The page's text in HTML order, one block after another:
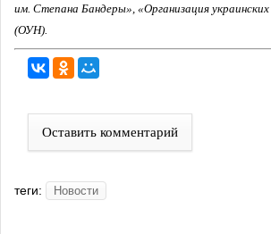
им. Степана Бандеры», «Организация
(ОУН).
Оставить комментарий
теги: Новости